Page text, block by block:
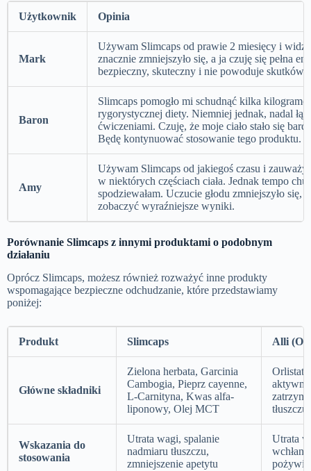
Użytkownik Opinia
Mark
Używam Slimcaps od prawie 2 miesięcy i
znacznie zmniejszyło się, a ja czuję się pełna
bezpieczny, skuteczny i nie powoduje skutków
Baron
Slimcaps pomogło mi schudnąć kilka
rygorystycznej diety. Niemniej jednak, nadal
ćwiczeniami. Czuję, że moje ciało stało się
Będę kontynuować stosowanie tego produktu.
Amy
Używam Slimcaps od jakiegoś czasu i
w niektórych częściach ciała. Jednak tempo
spodziewałam. Uczucie głodu zmniejszyło
zobaczyć wyraźniejsze wyniki.
Porównanie Slimcaps z innymi produktami o podobnym
działaniu
Oprócz Slimcaps, możesz również rozważyć inne produkty
wspomagające bezpieczne odchudzanie, które przedstawiamy
poniżej:
Produkt Slimcaps Alli
Główne składniki
Zielona herbata, Garcinia
Cambogia, Pieprz cayenne,
L-Carnityna, Kwas alfa-
liponowy, Olej MCT
Orlistat
tłuszczu)
Wskazania do
stosowania
Utrata wagi, spalanie
nadmiaru tłuszczu,
zmniejszenie apetytu
Utrata